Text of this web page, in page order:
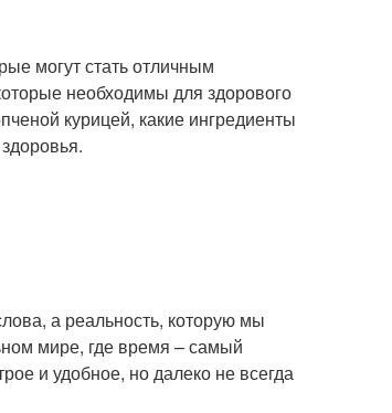
могут стать отличным
необходимы для здорового
курицей, какие ингредиенты
а реальность, которую мы
мире, где время – самый
и удобное, но далеко не всегда